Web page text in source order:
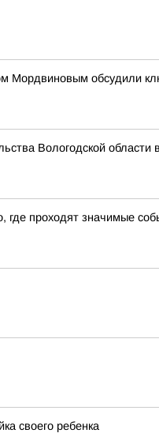
Мордвиновым обсудили
Вологодской области
проходят значимые
своего ребенка